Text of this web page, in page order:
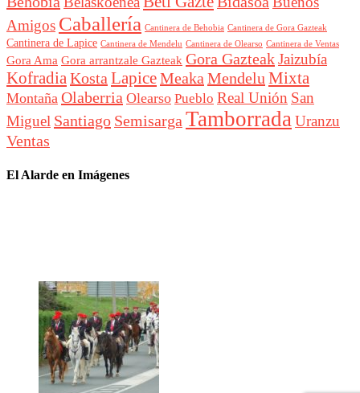
Amigos Caballería Cantinera de Behobia Cantinera de Gora Gazteak
Cantinera de Lapice Cantinera de Mendelu Cantinera de Olearso Cantinera de Ventas
Gora Ama Gora arrantzale Gazteak Gora GazteakJaizubía
KofradiaKostaLapiceMeakaMendeluMixta
Montaña Olaberria Olearso Pueblo Real Unión San
Miguel Santiago SemisargaTamborradaUranzu
Ventas
El Alarde en Imágenes